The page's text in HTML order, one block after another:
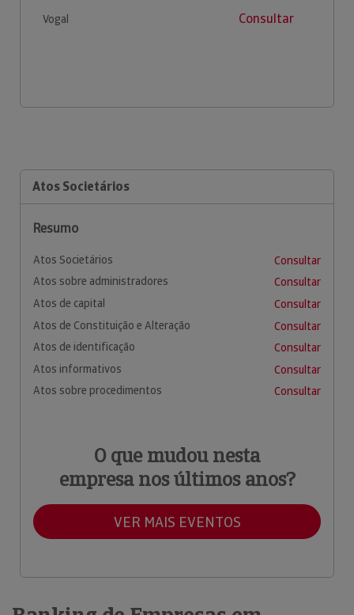
Vogal Consultar
Atos Societários
Resumo
Atos Societários
Consultar
Atos sobre administradores
Consultar
Atos de capital
Consultar
Atos de Constituição e Alteração
Consultar
Atos de identificação
Consultar
Atos informativos
Consultar
Atos sobre procedimentos
Consultar
O que mudou nesta
empresa nos últimos anos?
VER MAIS EVENTOS